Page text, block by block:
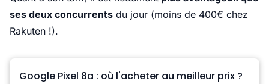
ses deux concurrents du jour (moins de 400€ chez
Rakuten !).
Google Pixel 8a : où l'acheter au meilleur prix ?